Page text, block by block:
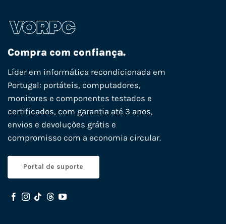
Compra com confiança.
Líder em informática recondicionada em
Portugal: portáteis, computadores,
monitores e componentes testados e
certificados, com garantia até 3 anos,
envios e devoluções grátis e
compromisso com a economia circular.
Portal de suporte